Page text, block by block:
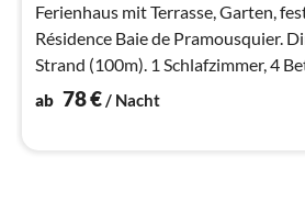
Ferienhaus mit Terrasse, Garten,
Résidence Baie de Pramousquier.
Strand (100m). 1 Schlafzimmer, 4
TV (D,F), WLAN.
ab 78€/ Nacht